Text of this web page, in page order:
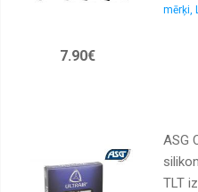
mērķi,
7.90€
ASG
TLT